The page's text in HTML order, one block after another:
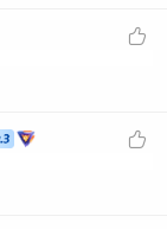

